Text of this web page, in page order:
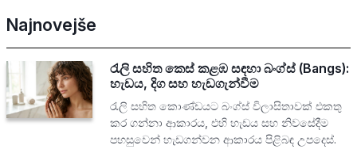
Najnovejše
රැලි සහිත කෙස් කළඹ සඳහා බංග්ස් (Bangs):
හැඩය, දිග සහ හැඩගැන්වීම
රැලි සහිත කොණ්ඩයට බංග්ස් විලාසිතාවක් එකතු
කර ගන්නා ආකාරය, එහි හැඩය සහ නිවසේදීම
පහසුවෙන් හැඩගන්වන ආකාරය පිළිබඳ උපදෙස්.